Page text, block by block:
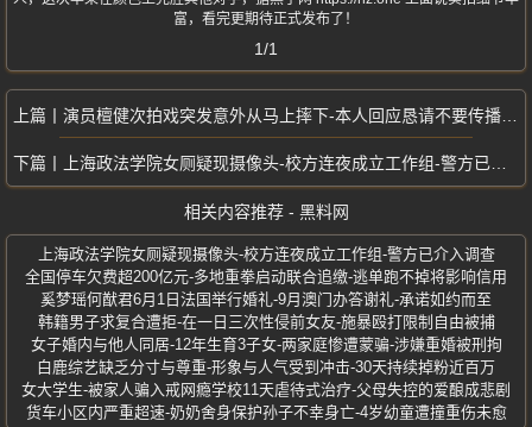
富，看完更期待正式发布了！
1/1
演员檀健次拍戏突发意外从马上摔下-本人回应恳请不要传播不实消息
上海政法学院女厕疑现摄像头-校方连夜成立工作组-警方已介入调查
相关内容推荐 - 黑料网
上海政法学院女厕疑现摄像头-校方连夜成立工作组-警方已介入调查
全国停车欠费超200亿元-多地重拳启动联合追缴-逃单跑不掉将影响信用
奚梦瑶何猷君6月1日法国举行婚礼-9月澳门办答谢礼-承诺如约而至
韩籍男子求复合遭拒-在一日三次性侵前女友-施暴殴打限制自由被捕
女子婚内与他人同居-12年生育3子女-两家庭惨遭蒙骗-涉嫌重婚被刑拘
白鹿综艺缺乏分寸与尊重-形象与人气受到冲击-30天持续掉粉近百万
女大学生-被家人骗入戒网瘾学校11天虐待式治疗-父母失控的爱酿成悲剧
货车小区内严重超速-奶奶舍身保护孙子不幸身亡-4岁幼童遭撞重伤未愈